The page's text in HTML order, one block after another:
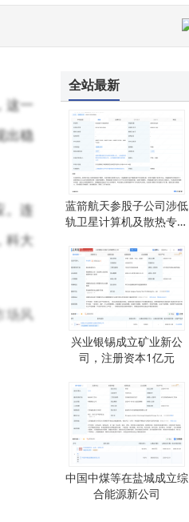
这一
出稳
。连
科大
场风
全站最新
蓝箭航天参股子公司涉低
轨卫星计算机及散热专利
兴业银锡成立矿业新公
司，注册资本1亿元
中国中煤等在盐城成立综
合能源新公司